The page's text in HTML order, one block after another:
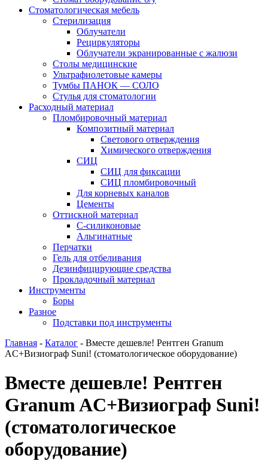
Стоматологическая мебель
Стерилизация
Облучатели
Рециркуляторы
Облучатели экранированные с жалюзи
Столы медицинские
Ультрафиолетовые камеры
Тумбы ПАНОК — СОЛО
Стулья для стоматологии
Расходный материал
Пломбировочный материал
Композитный материал
Светового отверждения
Химического отверждения
СИЦ
СИЦ для фиксации
СИЦ пломбировочный
Для корневых каналов
Цементы
Оттискной материал
С-силиконовые
Альгинатные
Перчатки
Гель для отбеливания
Дезинфицирующие средства
Прокладочный материал
Инструменты
Боры
Разное
Подставки под инструменты
Главная - Каталог - Вместе дешевле! Рентген Granum
AC+Визиограф Suni! (стоматологическое оборудование)
Вместе дешевле! Рентген
Granum AC+Визиограф Suni!
(стоматологическое
оборудование)